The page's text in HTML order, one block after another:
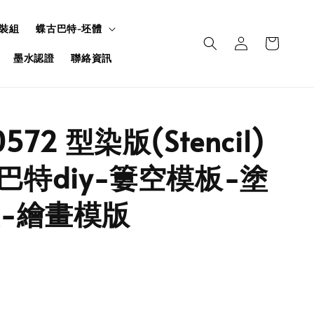
組
蝶古巴特-坯體
墨水認證 聯絡資訊
型染版(Stencil)
特diy-簍空模板-塗
繪畫模版